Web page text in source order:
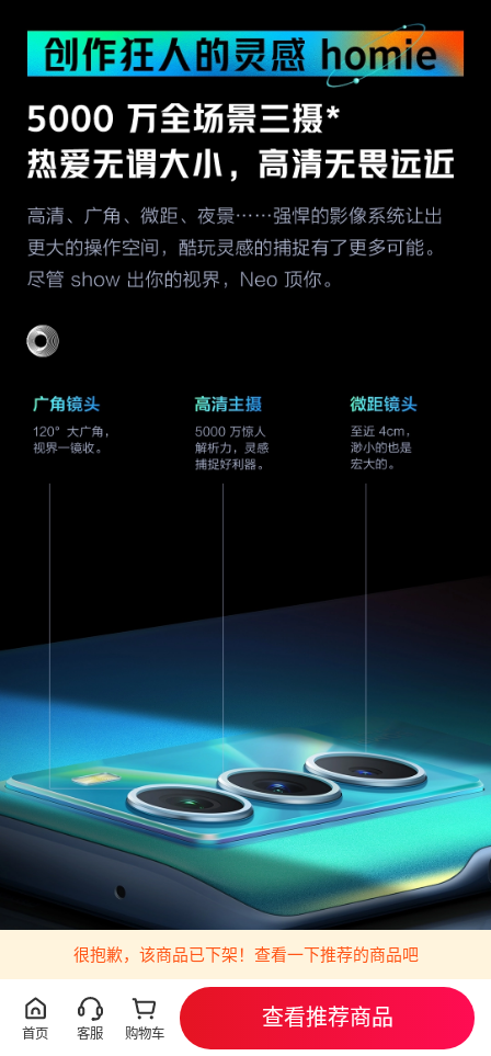
很抱歉，该商品已下架！查看一下推荐的商品吧
首页 客服 购物车
查看推荐商品